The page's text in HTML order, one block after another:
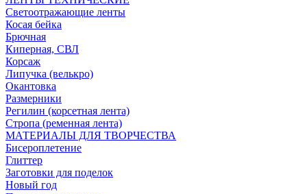
Светоотражающие ленты
Косая бейка
Брючная
Киперная, СВЛ
Корсаж
Липучка (велькро)
Окантовка
Размерники
Регилин (корсетная лента)
Стропа (ременная лента)
МАТЕРИАЛЫ ДЛЯ ТВОРЧЕСТВА
Бисероплетение
Глиттер
Заготовки для поделок
Новый год